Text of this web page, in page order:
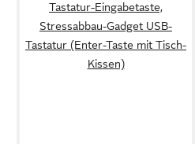
Tastatur-Eingabetaste,
Stressabbau-Gadget USB-
Tastatur (Enter-Taste mit Tisch-
Kissen)